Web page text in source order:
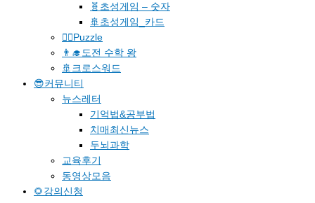
🧬초성게임 – 숫자
🚢초성게임_카드
🧗‍♀️Puzzle
👨‍🎓도전 수학 왕
🚢크로스워드
😎커뮤니티
뉴스레터
기억법&공부법
치매최신뉴스
두뇌과학
교육후기
동영상모음
🌻강의신청